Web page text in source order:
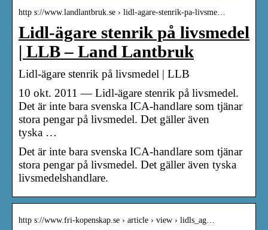
http s://www.landlantbruk.se › lidl-agare-stenrik-pa-livsme…
Lidl-ägare stenrik på livsmedel
| LLB – Land Lantbruk
Lidl-ägare stenrik på livsmedel | LLB
10 okt. 2011 — Lidl-ägare stenrik på livsmedel.
Det är inte bara svenska ICA-handlare som tjänar
stora pengar på livsmedel. Det gäller även
tyska …
Det är inte bara svenska ICA-handlare som tjänar
stora pengar på livsmedel. Det gäller även tyska
livsmedelshandlare.
http s://www.fri-kopenskap.se › article › view › lidls_ag…